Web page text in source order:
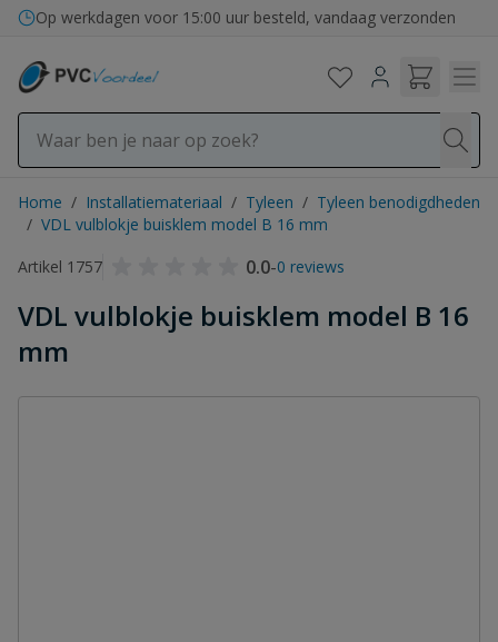
Ga naar de inhoud
Op werkdagen voor 15:00 uur besteld, vandaag verzonden
Home / Installatiemateriaal / Tyleen / Tyleen benodigdheden
/ VDL vulblokje buisklem model B 16 mm
Artikel 1757
0.0-0 reviews
VDL vulblokje buisklem model B 16
mm